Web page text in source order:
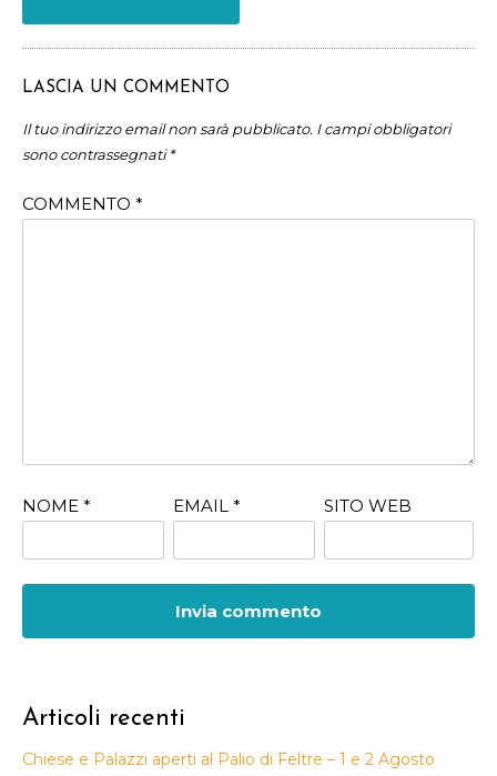
LASCIA UN COMMENTO
Il tuo indirizzo email non sarà pubblicato. I campi obbligatori
sono contrassegnati*
COMMENTO *
NOME * EMAIL * SITO WEB
Articoli recenti
Chiese e Palazzi aperti al Palio di Feltre – 1 e 2 Agosto